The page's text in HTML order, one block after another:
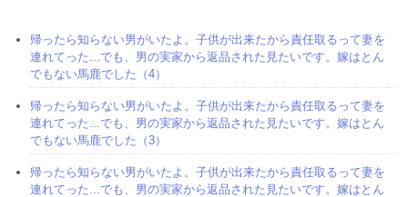
帰ったら知らない男がいたよ。子供が出来たから責任取るって妻を
連れてった...でも、男の実家から返品された見たいです。嫁はとん
でもない馬鹿でした（4）
帰ったら知らない男がいたよ。子供が出来たから責任取るって妻を
連れてった...でも、男の実家から返品された見たいです。嫁はとん
でもない馬鹿でした（3）
帰ったら知らない男がいたよ。子供が出来たから責任取るって妻を
連れてった...でも、男の実家から返品された見たいです。嫁はとん